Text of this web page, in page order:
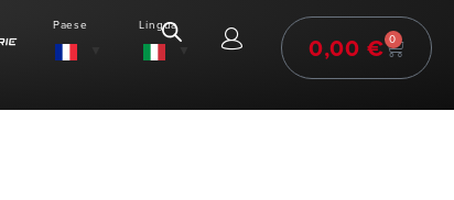
Paese Lingua
0,00 € 0